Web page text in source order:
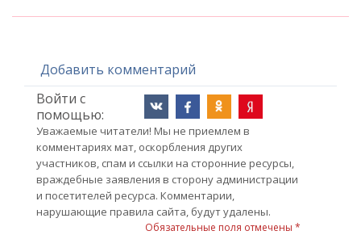
Добавить комментарий
Войти с
помощью:
Уважаемые читатели! Мы не приемлем в
комментариях мат, оскорбления других
участников, спам и ссылки на сторонние ресурсы,
враждебные заявления в сторону администрации
и посетителей ресурса. Комментарии,
нарушающие правила сайта, будут удалены.
Обязательные поля отмечены *